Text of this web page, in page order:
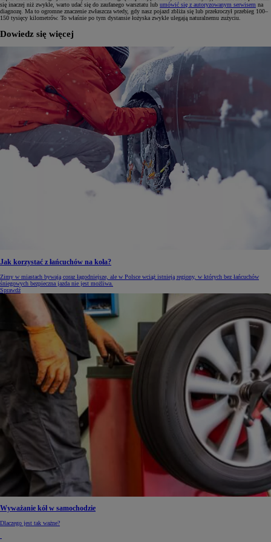
się inaczej niż zwykle, warto udać się do zaufanego warsztatu lub umówić się z autoryzowanym serwisem na
diagnozę. Ma to ogromne znaczenie zwłaszcza wtedy, gdy nasz pojazd zbliża się lub przekroczył przebieg 100–
150 tysięcy kilometrów. To właśnie po tym dystansie łożyska zwykle ulegają naturalnemu zużyciu.
Dowiedz się więcej
Jak korzystać z łańcuchów na koła?
Zimy w miastach bywają coraz łagodniejsze, ale w Polsce wciąż istnieją regiony, w których bez łańcuchów
śniegowych bezpieczna jazda nie jest możliwa.
Sprawdź
Wyważanie kół w samochodzie
Dlaczego jest tak ważne?